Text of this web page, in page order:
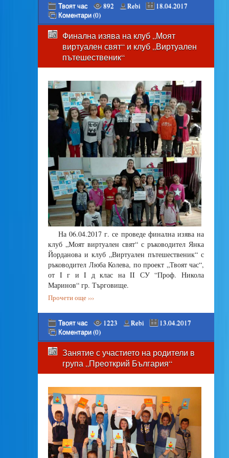
Твоят час 892 Rebi
18.04.2017
Коментари (0)
Финална изява на клуб „Моят
виртуален свят“ и клуб „Виртуален
пътешественик“
На 06.04.2017 г. се проведе финална изява на
клуб „Моят виртуален свят“ с ръководител Янка
Йорданова и клуб „Виртуален пътешественик“ с
ръководител Люба Колева, по проект „Твоят час“,
от I г и I д клас на II СУ “Проф. Никола
Маринов“ гр. Търговище.
Прочети още ›››
Твоят час 1223 Rebi
13.04.2017
Коментари (0)
Занятие с участието на родители в
група „Преоткрий България“